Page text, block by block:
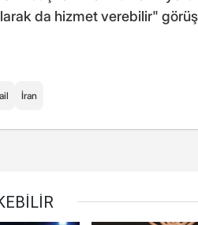
da hizmet verebilir"
İran